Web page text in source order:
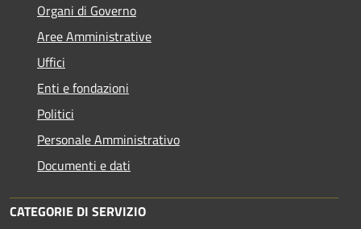
Organi di Governo
Aree Amministrative
Uffici
Enti e fondazioni
Politici
Personale Amministrativo
Documenti e dati
CATEGORIE DI SERVIZIO